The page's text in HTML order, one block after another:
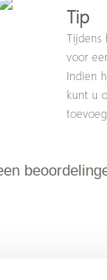
Tip
Tijdens
voor
Indien
kunt u